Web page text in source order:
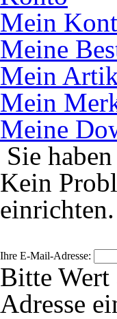
Mein
Meine
Mein
Mein
Meine
Sie
Kein
einrichten.
Ihre E-Mail-Adresse:
Bitte Wert
Adresse